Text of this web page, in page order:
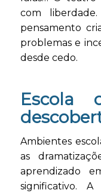
com
pensamento
problemas e
desde cedo.
Escola
Ambientes
as
aprendizado
significativo.